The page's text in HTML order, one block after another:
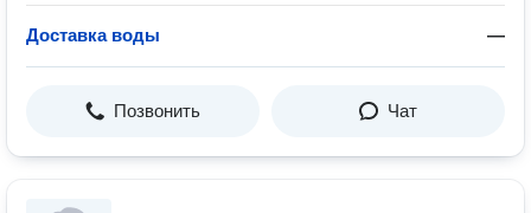
Доставка воды —
Позвонить Чат